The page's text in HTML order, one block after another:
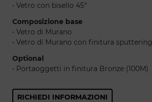
• Vetro con bisello 45°
Composizione base
• Vetro di Murano
• Vetro di Murano con finitura sputtering
Optional
• Portaoggetti in finitura Bronze (100M)
RICHIEDI INFORMAZIONI